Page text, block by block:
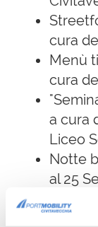
cura
Menù
cura
a cura
Liceo
Notte
al 25